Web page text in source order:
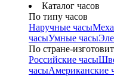
Каталог часов
По типу часов
Наручные часы
часыУмные часы
По стране-
Российские часы
часыАмериканские